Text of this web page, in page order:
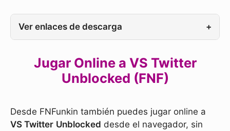
Ver enlaces de descarga +
Jugar Online a VS Twitter
Unblocked (FNF)
Desde FNFunkin también puedes jugar online a
VS Twitter Unblocked desde el navegador, sin